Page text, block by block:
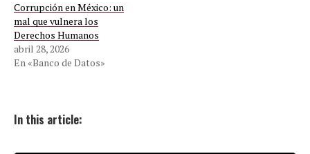
Corrupción en México: un
mal que vulnera los
Derechos Humanos
abril 28, 2026
En «Banco de Datos»
In this article: